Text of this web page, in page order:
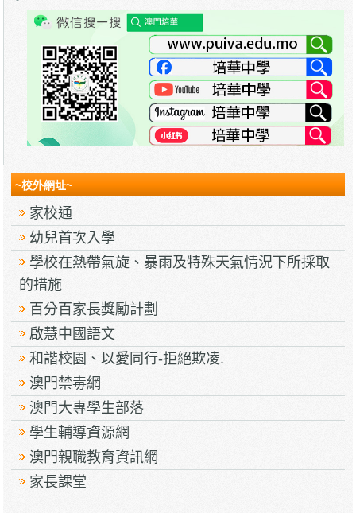
~校外網址~
家校通
幼兒首次入學
學校在熱帶氣旋、暴雨及特殊天氣情況下所採取
的措施
百分百家長獎勵計劃
啟慧中國語文
和諧校園、以愛同行-拒絕欺凌.
澳門禁毒網
澳門大專學生部落
學生輔導資源網
澳門親職教育資訊網
家長課堂